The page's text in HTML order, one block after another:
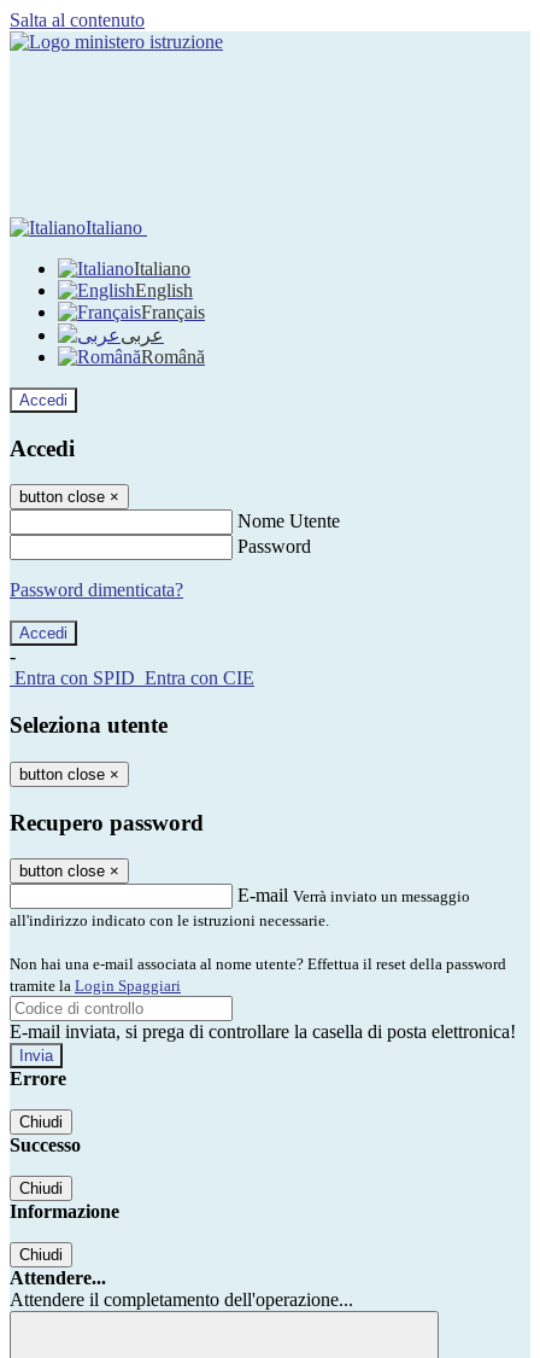
Salta al contenuto
Italiano
Italiano
English
Français
عربى
Română
Accedi
Accedi
button close ×
Nome Utente
Password
Password dimenticata?
-
Entra con SPID Entra con CIE
Seleziona utente
button close ×
Recupero password
button close ×
E-mail Verrà inviato un messaggio
all'indirizzo indicato con le istruzioni necessarie.
Non hai una e-mail associata al nome utente? Effettua il reset della password
tramite la Login Spaggiari
E-mail inviata, si prega di controllare la casella di posta elettronica!
Errore
Chiudi
Successo
Chiudi
Informazione
Chiudi
Attendere...
Attendere il completamento dell'operazione...